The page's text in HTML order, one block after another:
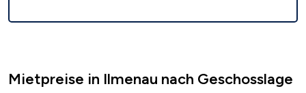
Mietpreise in Ilmenau nach Geschosslage